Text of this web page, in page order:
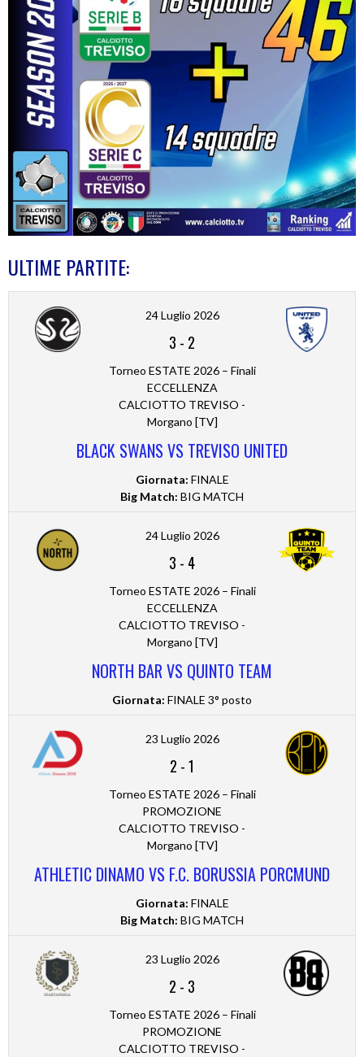
ULTIME PARTITE:
24 Luglio 2026
3 - 2
Torneo ESTATE 2026 – Finali
ECCELLENZA
CALCIOTTO TREVISO -
Morgano [TV]
BLACK SWANS VS TREVISO UNITED
Giornata: FINALE
Big Match: BIG MATCH
24 Luglio 2026
3 - 4
Torneo ESTATE 2026 – Finali
ECCELLENZA
CALCIOTTO TREVISO -
Morgano [TV]
NORTH BAR VS QUINTO TEAM
Giornata: FINALE 3° posto
23 Luglio 2026
2 -1
Torneo ESTATE 2026 – Finali
PROMOZIONE
CALCIOTTO TREVISO -
Morgano [TV]
ATHLETIC DINAMO VS F.C. BORUSSIA PORCMUND
Giornata: FINALE
Big Match: BIG MATCH
23 Luglio 2026
2 - 3
Torneo ESTATE 2026 – Finali
PROMOZIONE
CALCIOTTO TREVISO -